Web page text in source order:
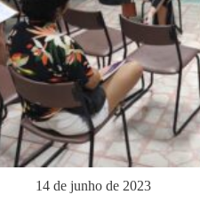
14 de junho de 2023